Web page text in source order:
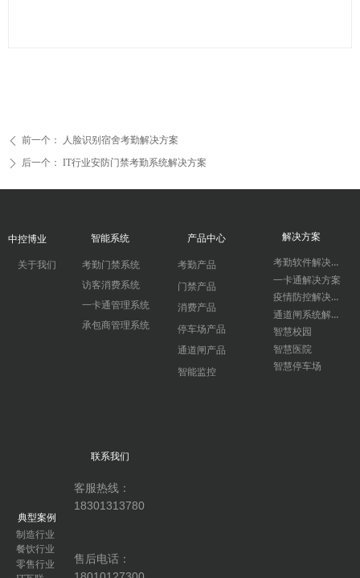
ꄴ 前一个： 人脸识别宿舍考勤解决方案
ꄲ 后一个： IT行业安防门禁考勤系统解决方案
中控博业
考勤门禁系统
访客消费系统
一卡通管理系统
承包商管理系统
考勤产品
门禁产品
消费产品
停车场产品
通道闸产品
智能监控
考勤软件解决方案
一卡通解决方案
疫情防控解决方案
通道闸系统解决方案
智慧校园
智慧医院
智慧停车场
制造行业
餐饮行业
零售行业
关于我们
智能系统 产品中心 解决方案
典型案例
联系我们
客服热线：
18301313780
售后电话：